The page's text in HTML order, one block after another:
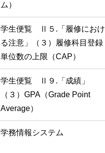
ム）
学生便覧 Ⅱ５.「履修におけ
る注意」（３）履修科目登録
単位数の上限（CAP）
学生便覧 Ⅱ９.「成績」
（３）GPA（Grade Point
Average）
学務情報システム